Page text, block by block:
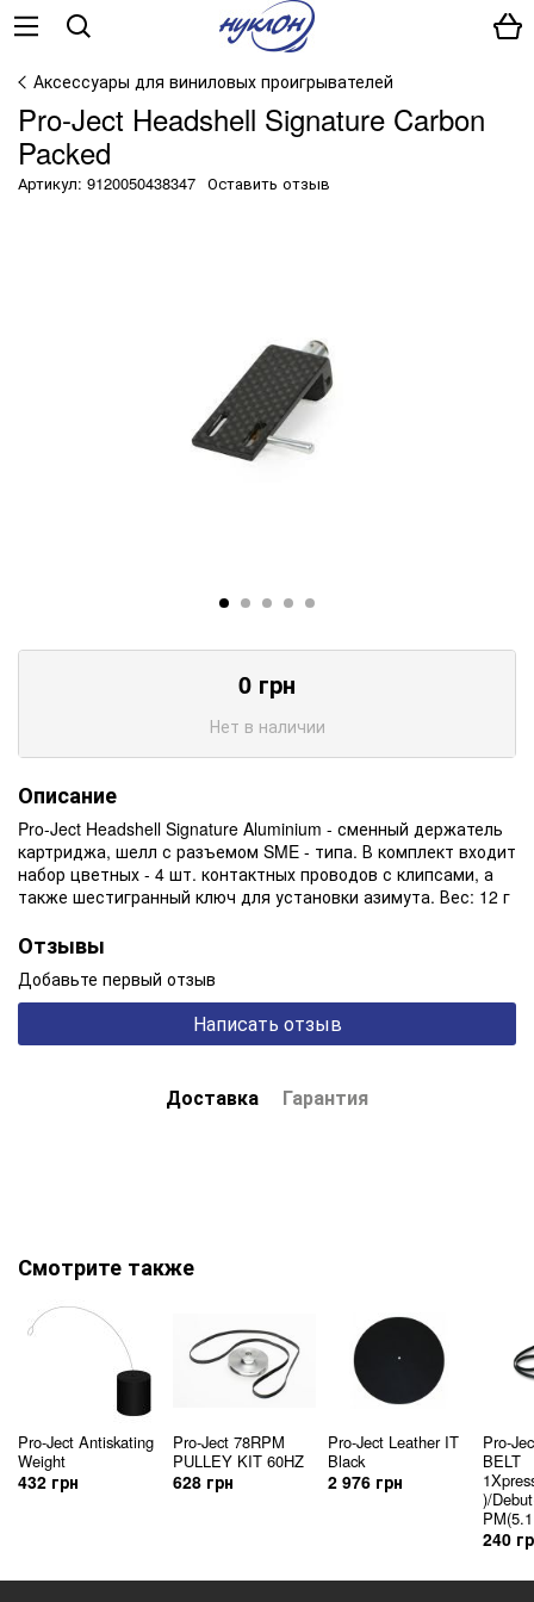
Аксессуары для виниловых проигрывателей
Pro-Ject Headshell Signature Carbon
Packed
Артикул: 9120050438347 Оставить отзыв
0 грн
Нет в наличии
Описание
Pro-Ject Headshell Signature Aluminium - сменный держатель
картриджа, шелл с разъемом SME - типа. В комплект входит
набор цветных - 4 шт. контактных проводов с клипсами, а
также шестигранный ключ для установки азимута. Вес: 12 г
Отзывы
Добавьте первый отзыв
Написать отзыв
Доставка Гарантия
Смотрите также
Pro-Ject Antiskating
Weight
432 грн
Pro-Ject 78RPM
PULLEY KIT 60HZ
628 грн
Pro-Ject Leather IT
Black
2 976 грн
Pro-
BELT
)/
240